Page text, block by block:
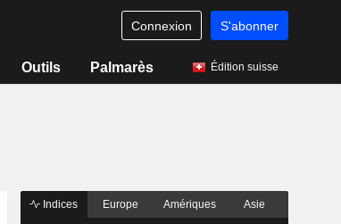
Connexion S'abonner
Outils Palmarès Édition suisse
Indices Europe Amériques Asie